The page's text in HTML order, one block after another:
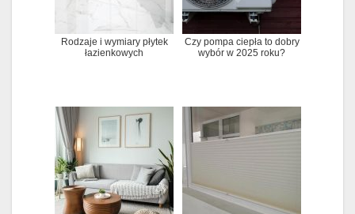
Rodzaje i wymiary płytek
łazienkowych
Czy pompa ciepła to dobry
wybór w 2025 roku?